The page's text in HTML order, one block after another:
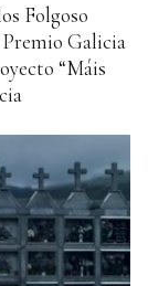
Folgoso
Galicia
“Máis